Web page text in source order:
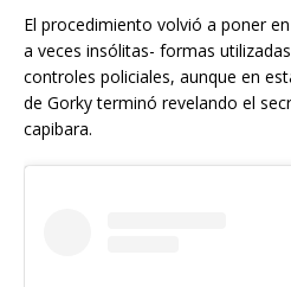
El procedimiento volvió a poner
a veces insólitas- formas
controles policiales, aunque en
de Gorky terminó revelando el
capibara.